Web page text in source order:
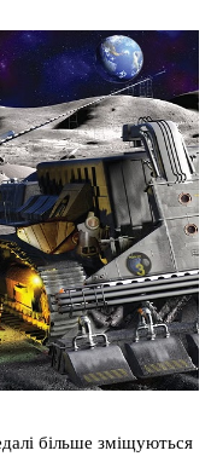
більше зміщуються